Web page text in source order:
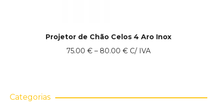
Projetor de Chão Celos 4 Aro Inox
75.00 € – 80.00 €Price
C/ IVA
Categorias